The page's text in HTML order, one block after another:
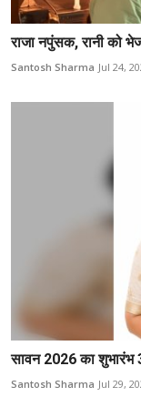
राजा नपुंसक, रानी को
Santosh Sharma Jul 24,
सावन 2026 का
Santosh Sharma Jul 29,